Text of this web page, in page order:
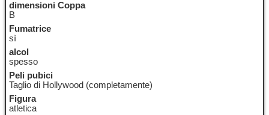
dimensioni Coppa
B
Fumatrice
sì
alcol
spesso
Peli pubici
Taglio di Hollywood (completamente)
Figura
atletica